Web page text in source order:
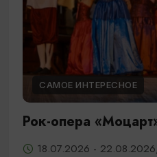
САМОЕ ИНТЕРЕСНОЕ
Рок-опера
18.07.2026 -